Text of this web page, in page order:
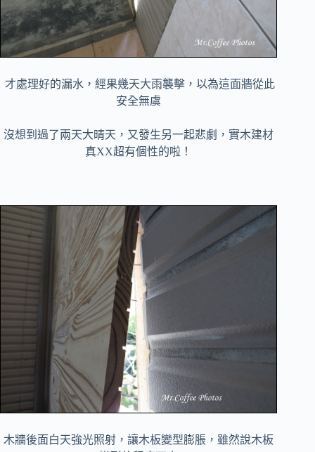
才處理好的漏水，經果幾天大雨襲擊，以為這面牆從此
安全無虞
沒想到過了兩天大晴天，又發生另一起悲劇，實木建材
真XX超有個性的啦！
木牆後面白天強光照射，讓木板變型膨脹， 雖然說木板